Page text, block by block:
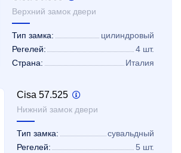
Верхний замок двери
Тип замка:
цилиндровый
Регелей:
4 шт.
Страна:
Италия
Cisa 57.525
Нижний замок двери
Тип замка:
сувальдный
Регелей:
5 шт.